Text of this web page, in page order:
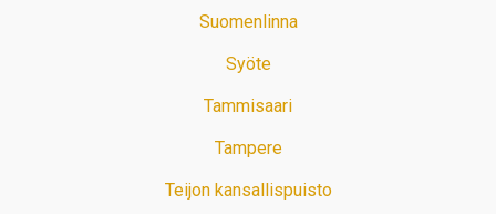
Suomenlinna
Syöte
Tammisaari
Tampere
Teijon kansallispuisto